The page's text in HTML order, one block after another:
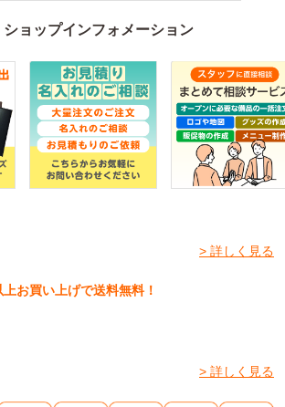
ョップインフォメーション
> 詳しく見る
お買い上げで送料無料！
> 詳しく見る